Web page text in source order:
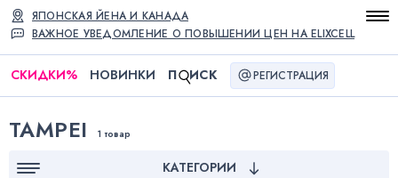
ВАЖНОЕ УВЕДОМЛЕНИЕ О ПОВЫШЕНИИ ЦЕН НА ELIXCELL
ЯПОНСКАЯ ЙЕНА И КАНАДА
СКИДКИ% НОВИНКИ П ИСК РЕГИСТРАЦИЯ
TAMPEI 1 товар
КАТЕГОРИИ